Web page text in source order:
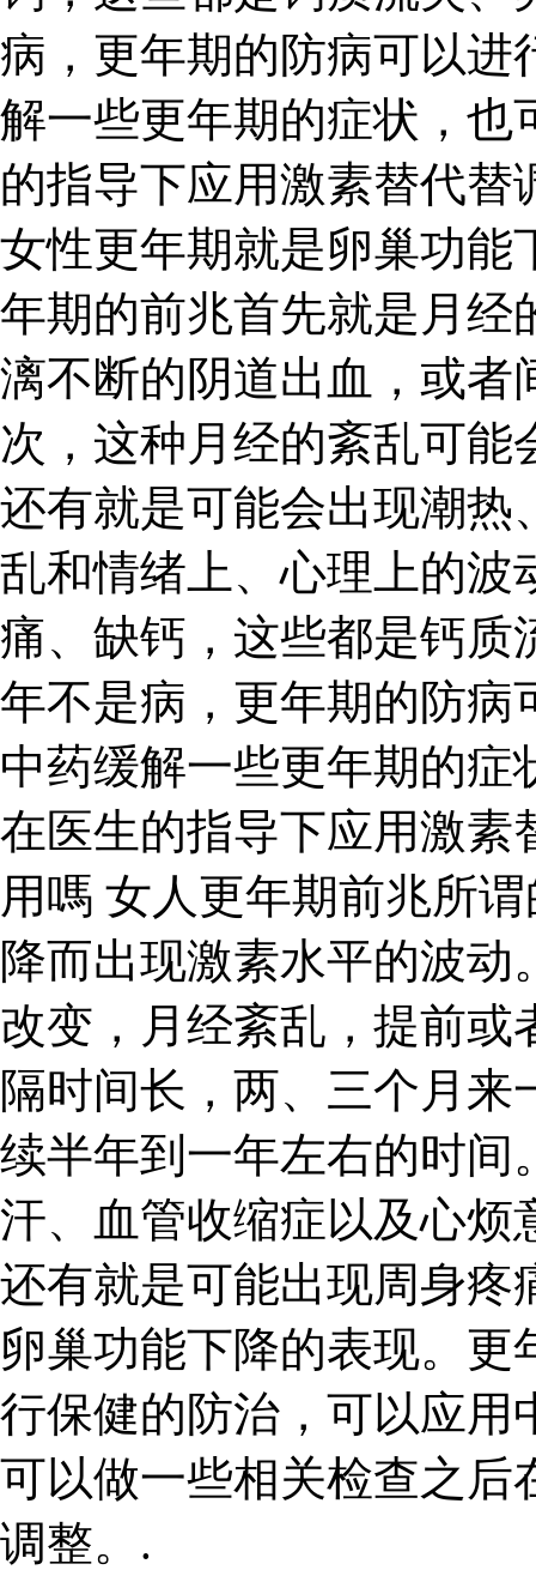
病，更年期的防病可以进
解一些更年期的症状，也
的指导下应用激素替代
女性更年期就是卵巢功能
年期的前兆首先就是月经
漓不断的阴道出血，或者
次，这种月经的紊乱可
还有就是可能会出现潮热
乱和情绪上、心理上的波
痛、缺钙，这些都是钙质
年不是病，更年期的防病
中药缓解一些更年期的
在医生的指导下应用激素
用嗎 女人更年期前兆所
降而出现激素水平的波
改变，月经紊乱，提前或
隔时间长，两、三个月
续半年到一年左右的时间
汗、血管收缩症以及心烦
还有就是可能出现周身疼
卵巢功能下降的表现。
行保健的防治，可以应用
可以做一些相关检查之后
调整。.